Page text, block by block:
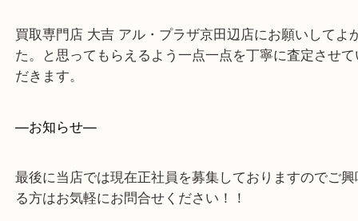
・ご来店前に確認しておきたい！という方はお気軽
をください。